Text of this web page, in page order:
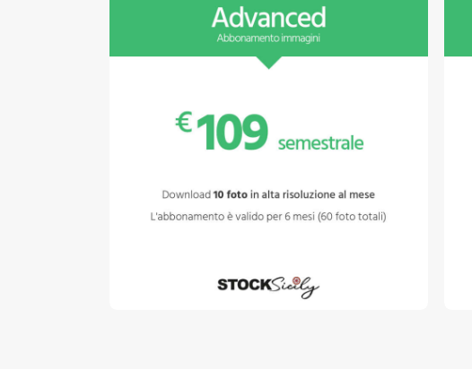
Abbonamento Advanced